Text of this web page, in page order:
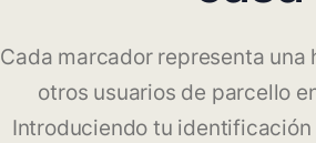
Cada marcador representa una
otros usuarios de parcello
Introduciendo tu